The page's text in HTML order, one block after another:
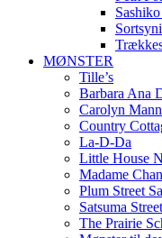
MØNSTER
Tille’s
Barbara Ana
Carolyn
Country
La-D-Da
Little House
Madame
Plum Street
Satsuma Street
The Prairie